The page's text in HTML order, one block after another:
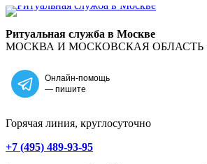
Главная
Ритуальная служба в Москве
МОСКВА И МОСКОВСКАЯ ОБЛАСТЬ
Онлайн-помощь
— пишите
Горячая линия, круглосуточно
+7 (495) 489-93-95